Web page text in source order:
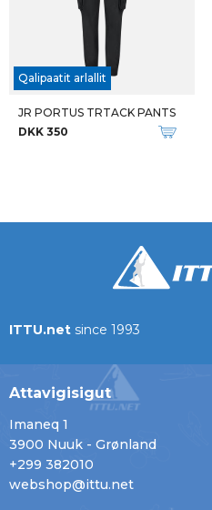
Qalipaatit arlallit
JR PORTUS TRTACK PANTS
DKK 350
ITTU.net since 1993
Attavigisigut
Imaneq 1
3900 Nuuk - Grønland
+299 382010
webshop@ittu.net